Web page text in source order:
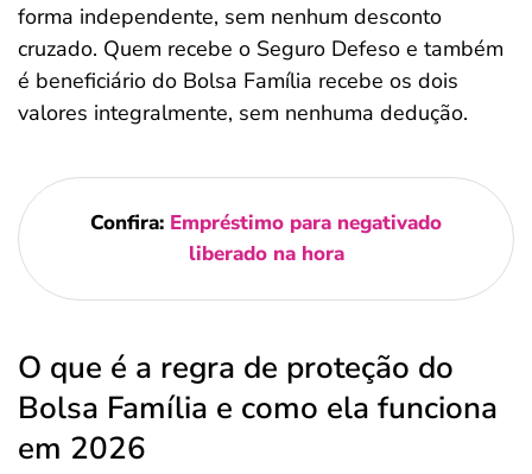
forma independente, sem nenhum desconto
cruzado. Quem recebe o Seguro Defeso e também
é beneficiário do Bolsa Família recebe os dois
valores integralmente, sem nenhuma dedução.
Confira: Empréstimo para negativado
liberado na hora
O que é a regra de proteção do
Bolsa Família e como ela funciona
em 2026